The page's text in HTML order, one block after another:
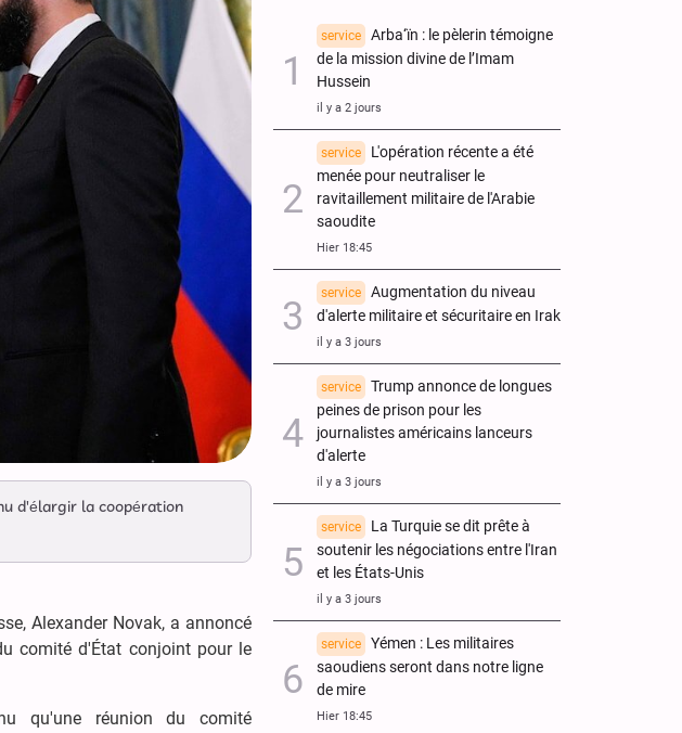
d'élargir la coopération
Alexander Novak, a annoncé
comité d'État conjoint pour le
qu'une réunion du comité
service
Arba‘ïn : le pèlerin témoigne
de la mission divine de l’Imam
Hussein
il y a 2 jours
service
L'opération récente a été
menée pour neutraliser le
ravitaillement militaire de l'Arabie
saoudite
Hier 18:45
service
Augmentation du niveau
d'alerte militaire et sécuritaire en Irak
il y a 3 jours
service
Trump annonce de longues
peines de prison pour les
journalistes américains lanceurs
d'alerte
il y a 3 jours
service
La Turquie se dit prête à
soutenir les négociations entre l'Iran
et les États-Unis
il y a 3 jours
service
Yémen : Les militaires
saoudiens seront dans notre ligne
de mire
Hier 18:45